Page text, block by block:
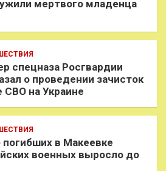
мертвого младенца
спецназа Росгвардии
о проведении зачисток
СВО на Украине
погибших в Макеевке
военных выросло до